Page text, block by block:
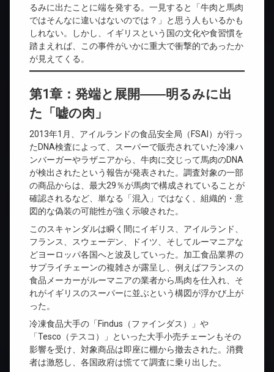
るみに出たことに端を発する。一見すると「牛肉と馬肉
ではそんなに違いはないのでは？」と思う人もいるかも
しれない。しかし、イギリスという国の文化や食習慣を
踏まえれば、この事件がいかに重大で衝撃的であったか
が見えてくる。
第1章：発端と展開――明るみに出
た「嘘の肉」
2013年1月、アイルランドの食品安全局（FSAI）が行っ
たDNA検査によって、スーパーで販売されていた冷凍ハ
ンバーガーやラザニアから、牛肉に交じって馬肉のDNA
が検出されたという報告が発表された。調査対象の一部
の商品からは、最大29％が馬肉で構成されていることが
確認されるなど、単なる「混入」ではなく、組織的・意
図的な偽装の可能性が強く示唆された。
このスキャンダルは瞬く間にイギリス、アイルランド、
フランス、スウェーデン、ドイツ、そしてルーマニアな
どヨーロッパ各国へと波及していった。加工食品業界の
サプライチェーンの複雑さが露呈し、例えばフランスの
食品メーカーがルーマニアの業者から馬肉を仕入れ、そ
れがイギリスのスーパーに並ぶという構図が浮かび上が
った。
冷凍食品大手の「Findus（ファインダス）」や
「Tesco（テスコ）」といった大手小売チェーンもその
影響を受け、対象商品は即座に棚から撤去された。消費
者は激怒し、各国政府は慌てて調査に乗り出した。